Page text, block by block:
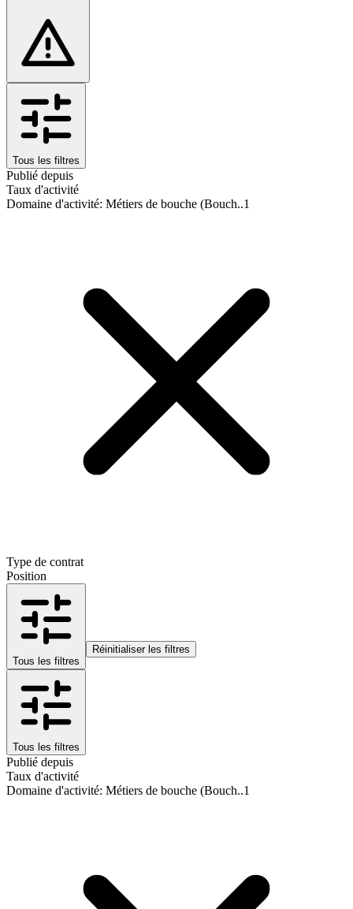
Tous les filtres
Publié depuis
Taux d'activité
Domaine d'activité: Métiers de bouche (Bouch..1
Type de contrat
Position
Tous les filtres
Réinitialiser les filtres
Tous les filtres
Publié depuis
Taux d'activité
Domaine d'activité: Métiers de bouche (Bouch..1